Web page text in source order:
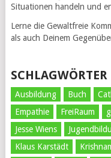
Situationen handeln und
Lerne die Gewaltfreie
als auch Deinem
SCHLAGWÖRTER
Ausbildung Buch
Empathie
FreiRaum
Jesse Wiens
Klaus Karstädt